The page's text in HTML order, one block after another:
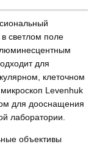
светлом поле
для
клеточном
Levenhuk
для дооснащения
лаборатории.
объективы